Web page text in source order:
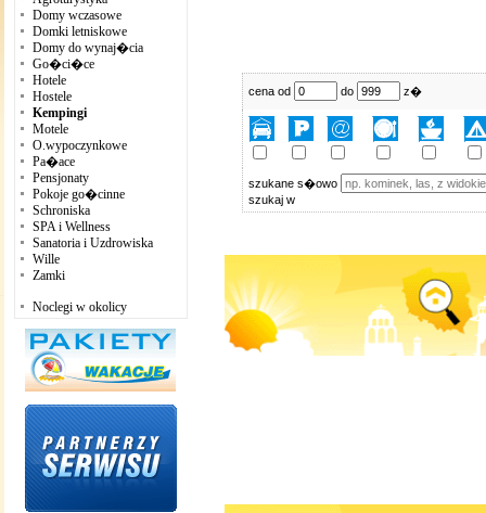
Domy wczasowe
Domki letniskowe
Domy do wynaj�cia
Go�ci�ce
Hotele
Hostele
Kempingi
Motele
O.wypoczynkowe
Pa�ace
Pensjonaty
Pokoje go�cinne
Schroniska
SPA i Wellness
Sanatoria i Uzdrowiska
Wille
Zamki
Noclegi w okolicy
cena od do z�
szukane s�owo
szukaj w